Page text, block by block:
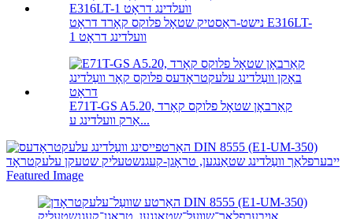
נישט-ראַסטיק שטאָל פלוקס קאָרד דראָט E316LT-
1 וועלדינג דראָט
E71T-GS A5.20, קאַרבאָן שטאָל פלוקס קאָרד
אַרק וועלדינג ע...